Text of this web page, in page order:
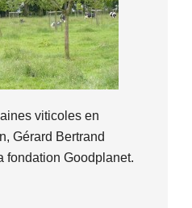
viticoles en
Gérard Bertrand
fondation Goodplanet.